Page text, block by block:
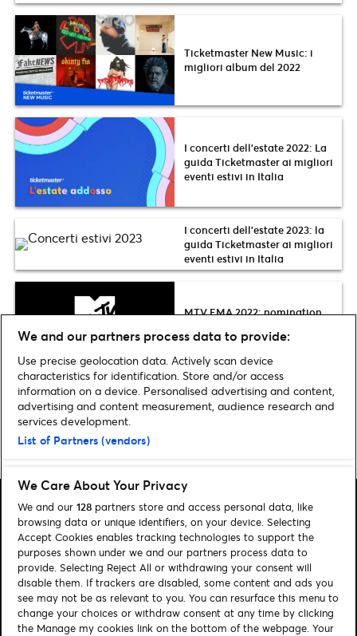
Ticketmaster New Music: i
migliori album del 2022
I concerti dell’estate 2022: La
guida Ticketmaster ai migliori
eventi estivi in Italia
I concerti dell’estate 2023: la
guida Ticketmaster ai migliori
eventi estivi in Italia
MTV EMA 2022: nomination,
MTV European Music Awards
Pagina iniziale Musica
Pinguini Tattici Nucleari: nuovi concerti del tour
Stadi 2023 e nuovo singolo Ricordi
Cerca
Gestione dei cookies
Informativa Privacy Contattaci
We and our partners process data to provide:
Use precise geolocation data. Actively scan device
characteristics for identification. Store and/or access
information on a device. Personalised advertising and content,
advertising and content measurement, audience research and
services development.
List of Partners (vendors)
We Care About Your Privacy
We and our 128 partners store and access personal data, like
browsing data or unique identifiers, on your device. Selecting
Accept Cookies enables tracking technologies to support the
purposes shown under we and our partners process data to
provide. Selecting Reject All or withdrawing your consent will
disable them. If trackers are disabled, some content and ads you
see may not be as relevant to you. You can resurface this menu to
change your choices or withdraw consent at any time by clicking
the Manage my cookies link on the bottom of the webpage. Your